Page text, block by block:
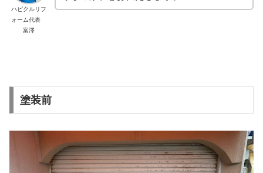
ハピクルリフ
ォーム代表
富澤
塗装前